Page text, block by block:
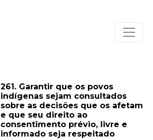
261. Garantir que os povos
indígenas sejam consultados
sobre as decisões que os afetam
e que seu direito ao
consentimento prévio, livre e
informado seja respeitado